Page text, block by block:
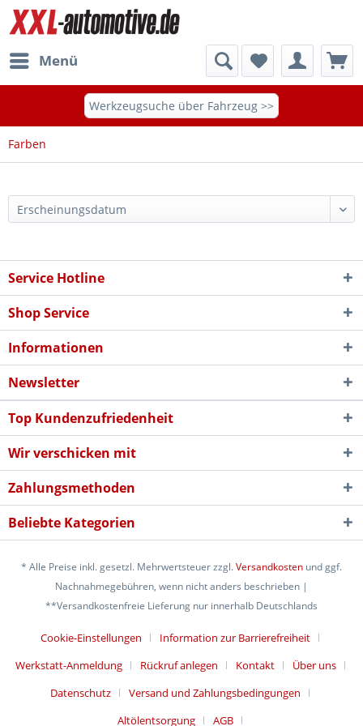
Menü
Werkzeugsuche über Fahrzeug >>
Farben
Service Hotline
Shop Service
Informationen
Newsletter
Top Kundenzufriedenheit
Wir verschicken mit
Zahlungsmethoden
Beliebte Kategorien
* Alle Preise inkl. gesetzl. Mehrwertsteuer zzgl.Versandkosten und ggf.
Nachnahmegebühren, wenn nicht anders beschrieben |
**Versandkostenfreie Lieferung nur innerhalb Deutschlands
Cookie-Einstellungen
Information zur Barrierefreiheit
Werkstatt-Anmeldung
Rückruf anlegen Kontakt
Über uns
Datenschutz
Versand und Zahlungsbedingungen
Altölentsorgung
AGB